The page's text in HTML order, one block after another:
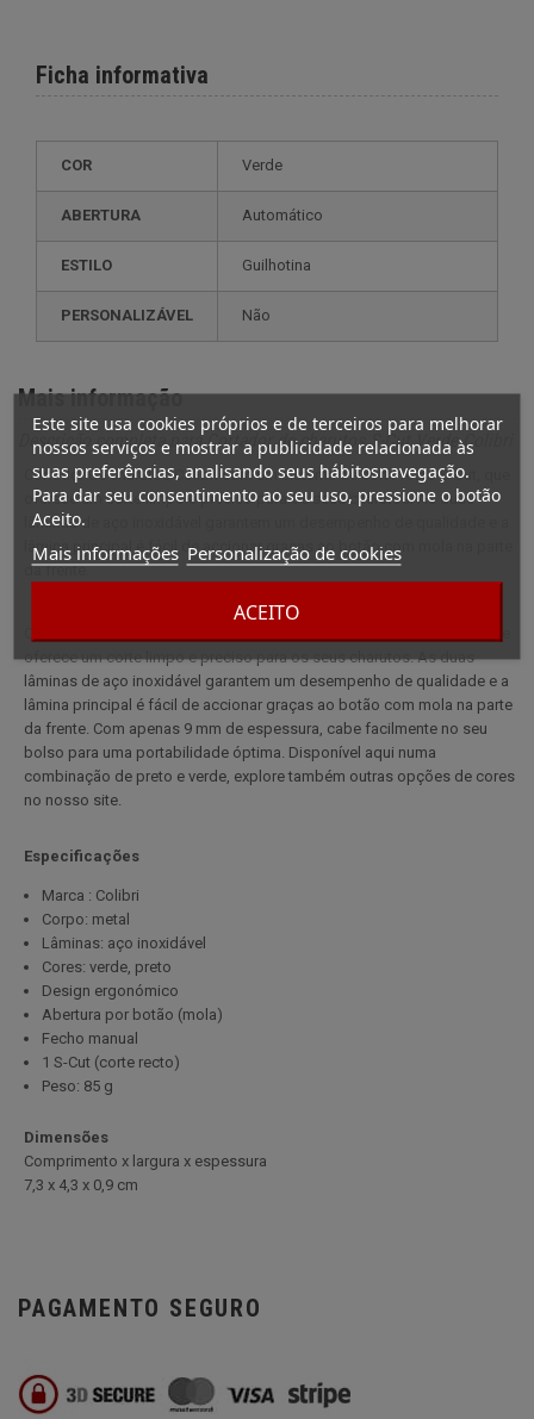
Este site usa cookies próprios e de terceiros para melhorar
nossos serviços e mostrar a publicidade relacionada às
suas preferências, analisando seus hábitosnavegação.
Para dar seu consentimento ao seu uso, pressione o botão
Aceito.
Mais informações Personalização de cookies
ACEITO
Ficha informativa
COR Verde
ABERTURA Automático
ESTILO guilhotina
PERSONALIZÁVEL não
Mais informação
Descrição completa para Cortador de charutos S-Cut Verde Colibri
Cortador de charutos Colibri com um sistema de corte recto S-Cut, que
oferece um corte limpo e preciso para os seus charutos. As duas
lâminas de aço inoxidável garantem um desempenho de qualidade e a
lâmina principal é fácil de accionar graças ao botão com mola na parte
da frente.
oferece um corte limpo e preciso para os seus charutos. As duas
lâminas de aço inoxidável garantem um desempenho de qualidade e a
lâmina principal é fácil de accionar graças ao botão com mola na parte
da frente. Com apenas 9 mm de espessura, cabe facilmente no seu
bolso para uma portabilidade óptima. Disponível aqui numa
combinação de preto e verde, explore também outras opções de cores
no nosso site.
Especificações
Marca : Colibri
Corpo: metal
Lâminas: aço inoxidável
Cores: verde, preto
Design ergonómico
Abertura por botão (mola)
Fecho manual
1 S-Cut (corte recto)
Peso: 85 g
Dimensões
Comprimento x largura x espessura
7,3 x 4,3 x 0,9 cm
PAGAMENTO SEGURO